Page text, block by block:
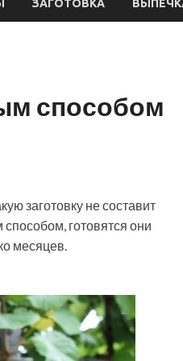
ЗАГОТОВКА
способом
заготовку не составит
готовятся они
месяцев.